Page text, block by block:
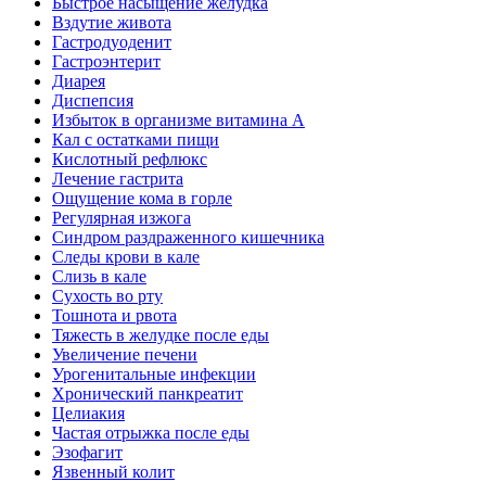
Вздутие живота
Гастродуоденит
Гастроэнтерит
Диарея
Диспепсия
Избыток в организме витамина А
Кал с остатками пищи
Кислотный рефлюкс
Лечение гастрита
Ощущение кома в горле
Регулярная изжога
Синдром раздраженного кишечника
Следы крови в кале
Слизь в кале
Сухость во рту
Тошнота и рвота
Тяжесть в желудке после еды
Увеличение печени
Урогенитальные инфекции
Хронический панкреатит
Целиакия
Частая отрыжка после еды
Эзофагит
Язвенный колит